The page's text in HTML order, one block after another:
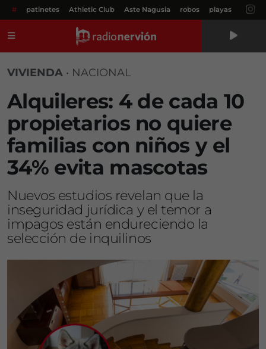
# patinetes Athletic Club Aste Nagusia robos playas
VIVIENDA • NACIONAL
Alquileres: 4 de cada 10
propietarios no quiere
familias con niños y el
34% evita mascotas
Nuevos estudios revelan que la
inseguridad jurídica y el temor a
impagos están endureciendo la
selección de inquilinos